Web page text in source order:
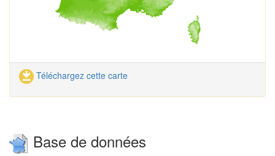
Téléchargez cette carte
Base de données